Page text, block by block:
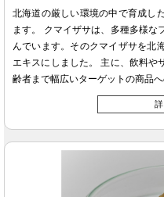
北海道の厳しい環境の中で育成し
ます。 クマイザサは、多種多様な
んでいます。そのクマイザサを北
エキスにしました。 主に、飲料や
齢者まで幅広いターゲットの商品